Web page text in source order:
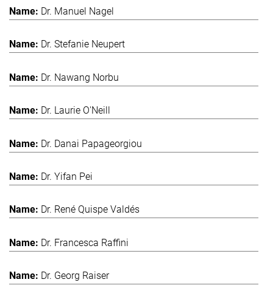
Dr. Manuel Nagel
Dr. Stefanie Neupert
Dr. Nawang Norbu
Dr. Laurie O'Neill
Dr. Danai Papageorgiou
Dr. Yifan Pei
Dr. René Quispe Valdés
Dr. Francesca Raffini
Dr. Georg Raiser